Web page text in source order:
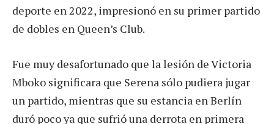
deporte en 2022, impresionó en su primer partido
de dobles en Queen’s Club.
Fue muy desafortunado que la lesión de Victoria
Mboko significara que Serena sólo pudiera jugar
un partido, mientras que su estancia en Berlín
duró poco ya que sufrió una derrota en primera